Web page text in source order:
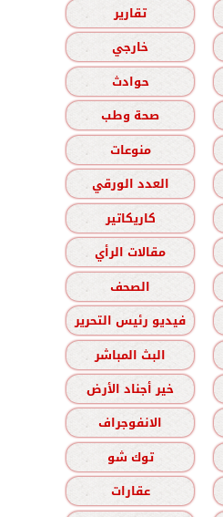
تقارير
خارجي
حوادث
صحة وطب
منوعات
العدد الورقي
كاريكاتير
مقالات الرأي
الصحف
فيديو رئيس التحرير
البث المباشر
خير أجناد الأرض
الانفوجراف
توك شو
عقارات